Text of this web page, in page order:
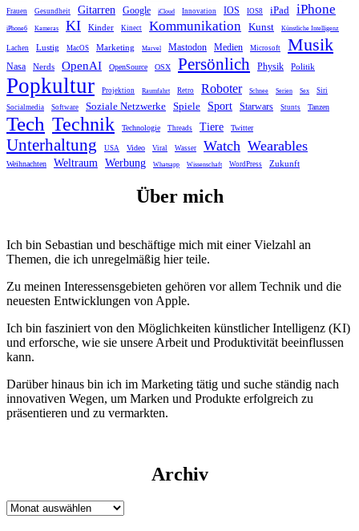
Frauen
Gesundheit Gitarren Google iCloud Innovation IOS IOS8 iPad iPhone
iPhone6 Kameras KI Kinder Kinect Kommunikation Kunst Künstliche Intelligenz
Lachen Lustig MacOS Marketing Marvel Mastodon Medien Microsoft Musik
Nasa Nerds OpenAI OpenSource OSX Persönlich Physik Politik
Popkultur Projektion Raumfahrt Retro Roboter Schnee Serien Sex Siri
Socialmedia Software Soziale Netzwerke Spiele Sport Starwars Stunts Tanzen
Tech Technik Technologie Threads Tiere Twitter
Unterhaltung USA Video Viral Wasser Watch Wearables
Weihnachten Weltraum Werbung Whatsapp Wissenschaft WordPress Zukunft
Über mich
Ich bin Sebastian und beschäftige mich mit einer Vielzahl an
Themen, die ich unregelmäßig hier teile.
Zu meinen Interessensgebieten gehören vor allem Technik und die
neuesten Entwicklungen von Apple.
Ich bin fasziniert von den Möglichkeiten künstlicher Intelligenz (KI)
und erforsche, wie sie unsere Arbeit und Produktivität beeinflussen
kann.
Darüber hinaus bin ich im Marketing tätig und suche ständig nach
innovativen Wegen, um Marken und Produkte erfolgreich zu
präsentieren und zu vermarkten.
Archiv
Archiv